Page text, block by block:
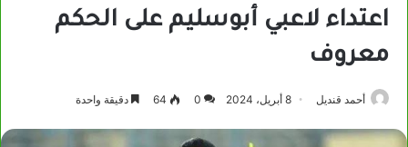
اعتداء لاعبي أبوسليم على الحكم
معروف
أحمد قنديل 8 أبريل، 2024 0
64 دقيقة واحدة